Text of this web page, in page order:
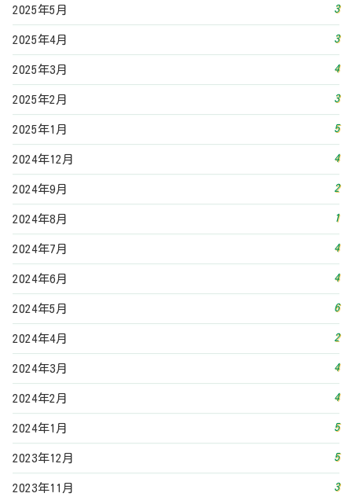
2025年5月 3
2025年4月 3
2025年3月 4
2025年2月 3
2025年1月 5
2024年12月 4
2024年9月 2
2024年8月 1
2024年7月 4
2024年6月 4
2024年5月 6
2024年4月 2
2024年3月 4
2024年2月 4
2024年1月 5
2023年12月 5
2023年11月 3